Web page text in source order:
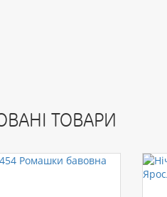
ТОВАРИ